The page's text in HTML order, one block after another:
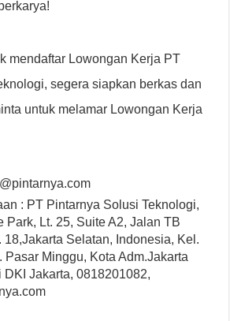
mendaftar Lowongan Kerja PT
segera siapkan berkas dan
untuk melamar Lowongan Kerja
: PT Pintarnya Solusi Teknologi,
Park, Lt. 25, Suite A2, Jalan TB
18,Jakarta Selatan, Indonesia, Kel.
Pasar Minggu, Kota Adm.Jakarta
DKI Jakarta, 0818201082,